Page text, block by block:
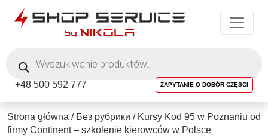
produktów
+48 500 592 777 ZAPYTANIE O DOBÓR CZĘŚCI
Strona główna / Без рубрики / Kursy Kod 95 w Poznaniu od
firmy Continent – szkolenie kierowców w Polsce